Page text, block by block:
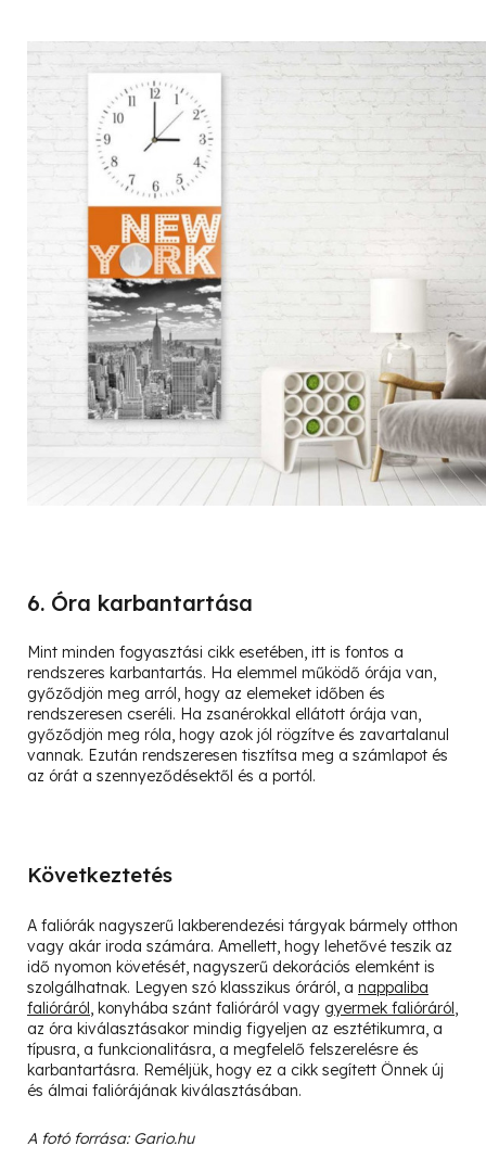
6. Óra karbantartása
Mint minden fogyasztási cikk esetében, itt is fontos a
rendszeres karbantartás. Ha elemmel működő órája van,
győződjön meg arról, hogy az elemeket időben és
rendszeresen cseréli. Ha zsanérokkal ellátott órája van,
győződjön meg róla, hogy azok jól rögzítve és zavartalanul
vannak. Ezután rendszeresen tisztítsa meg a számlapot és
az órát a szennyeződésektől és a portól.
Következtetés
A faliórák nagyszerű lakberendezési tárgyak bármely otthon
vagy akár iroda számára. Amellett, hogy lehetővé teszik az
idő nyomon követését, nagyszerű dekorációs elemként is
szolgálhatnak. Legyen szó klasszikus óráról, a nappaliba
falióráról, konyhába szánt falióráról vagy gyermek falióráról,
az óra kiválasztásakor mindig figyeljen az esztétikumra, a
típusra, a funkcionalitásra, a megfelelő felszerelésre és
karbantartásra. Reméljük, hogy ez a cikk segített Önnek új
és álmai faliórájának kiválasztásában.
A fotó forrása: Gario.hu